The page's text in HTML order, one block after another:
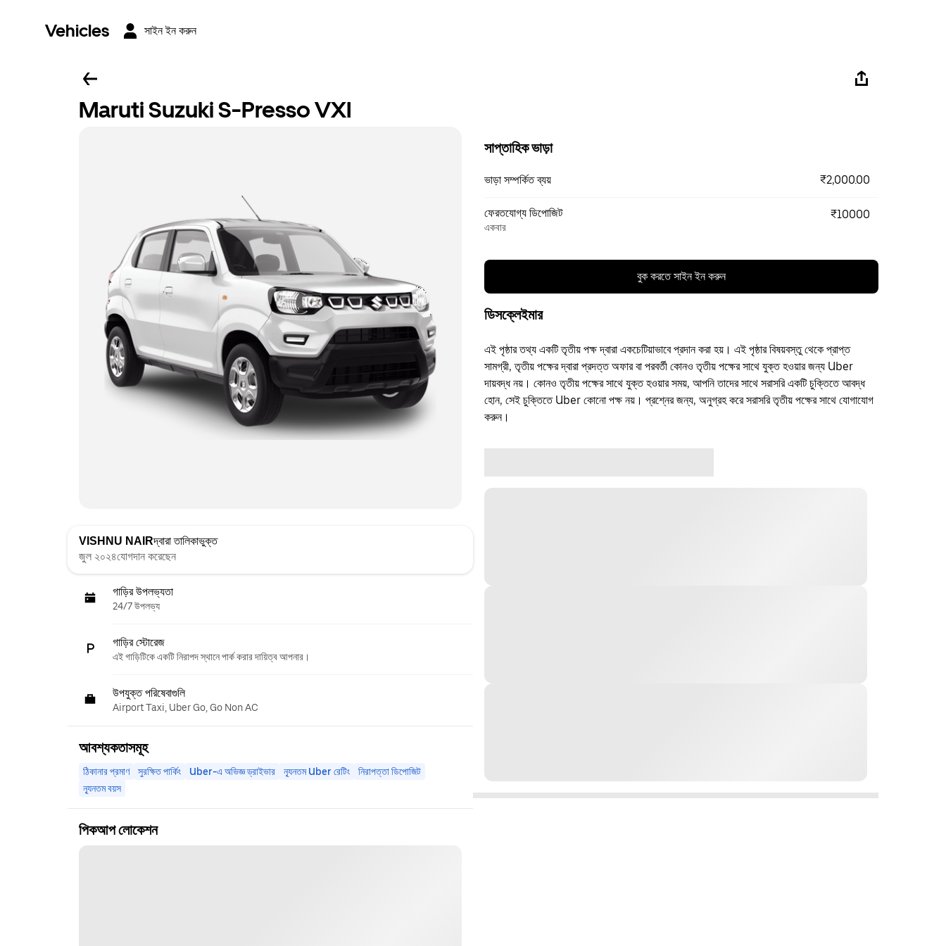
Vehicles সাইন ইন করুন
Maruti Suzuki S-Presso VXI
VISHNU NAIRদ্বারা তালিকাভুক্ত
জুল ২০২৪যোগদান করেছেন
গাড়ির উপলভ্যতা
24/7 উপলভ্য
গাড়ির স্টোরেজ
এই গাড়িটিকে একটি নিরাপদ স্থানে পার্ক করার দায়িত্ব আপনার।
উপযুক্ত পরিষেবাগুলি
Airport Taxi, Uber Go, Go Non AC
আবশ্যকতাসমূহ
ঠিকানার প্রমাণ সুরক্ষিত পার্কিং Uber-এ অভিজ্ঞ ড্রাইভার ন্যূনতম Uber রেটিং
নিরাপত্তা ডিপোজিট
ন্যূনতম বয়স
পিকআপ লোকেশন
সাপ্তাহিক ভাড়া
ভাড়া সম্পর্কিত ব্যয় ₹2,000.00
ফেরতযোগ্য ডিপোজিট
একবার
₹10000
বুক করতে সাইন ইন করুন
ডিসক্লেইমার
এই পৃষ্ঠার তথ্য একটি তৃতীয় পক্ষ দ্বারা একচেটিয়াভাবে প্রদান করা হয়। এই পৃষ্ঠার বিষয়বস্তু থেকে প্রাপ্ত
সামগ্রী, তৃতীয় পক্ষের দ্বারা প্রদত্ত অফার বা পরবর্তী কোনও তৃতীয় পক্ষের সাথে যুক্ত হওয়ার জন্য Uber
দায়বদ্ধ নয়। কোনও তৃতীয় পক্ষের সাথে যুক্ত হওয়ার সময়, আপনি তাদের সাথে সরাসরি একটি চুক্তিতে আবদ্ধ
হোন, সেই চুক্তিতে Uber কোনো পক্ষ নয়। প্রশ্নের জন্য, অনুগ্রহ করে সরাসরি তৃতীয় পক্ষের সাথে যোগাযোগ
করুন।